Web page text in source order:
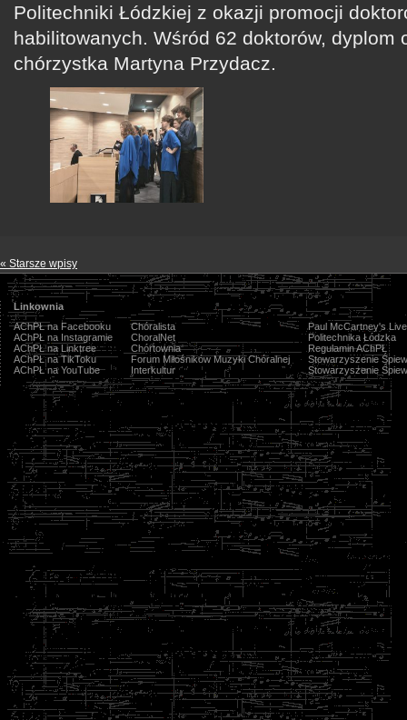
Politechniki Łódzkiej z okazji promocji
habilitowanych. Wśród 62 doktorów, dyplom
chórzystka Martyna Przydacz.
« Starsze wpisy
Linkownia
AChPŁ na Facebooku
AChPŁ na Instagramie
AChPŁ na Linktree
AChPŁ na TikToku
AChPŁ na YouTube
Chóralista
ChoralNet
Chórtownia
Forum Miłośników Muzyki Chóralnej
Interkultur
Paul McCartney's
Politechnika Łódzka
Regulamin AChPŁ
Stowarzyszenie
Stowarzyszenie